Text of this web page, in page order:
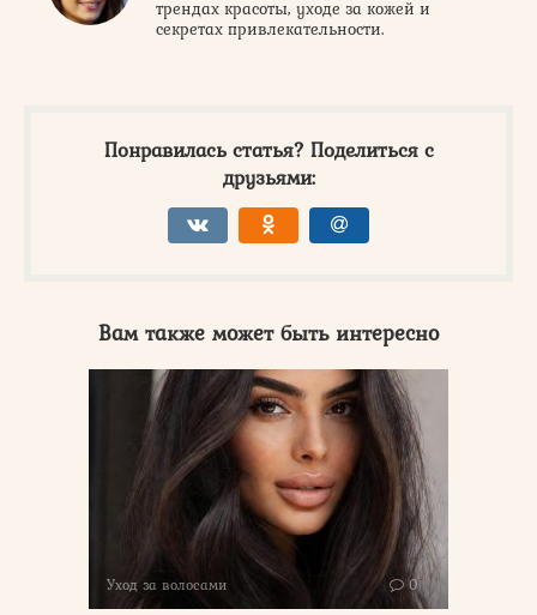
трендах красоты, уходе за кожей и
секретах привлекательности.
Понравилась статья? Поделиться с
друзьями:
Вам также может быть интересно
Уход за волосами 0